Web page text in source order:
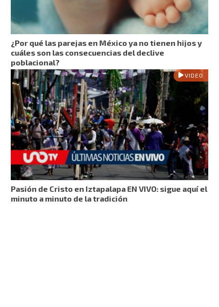
¿Por qué las parejas en México ya no tienen hijos y
cuáles son las consecuencias del declive
poblacional?
VIDEO
Pasión de Cristo en Iztapalapa EN VIVO: sigue aquí el
minuto a minuto de la tradición